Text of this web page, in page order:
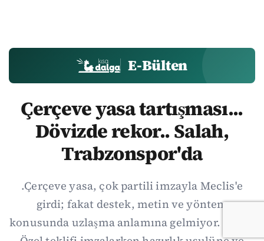
E-Bülten
Çerçeve yasa tartışması...
Dövizde rekor.. Salah,
Trabzonspor'da
.Çerçeve yasa, çok partili imzayla Meclis'e
girdi; fakat destek, metin ve yöntem
konusunda uzlaşma anlamına gelmiyor. Özgür